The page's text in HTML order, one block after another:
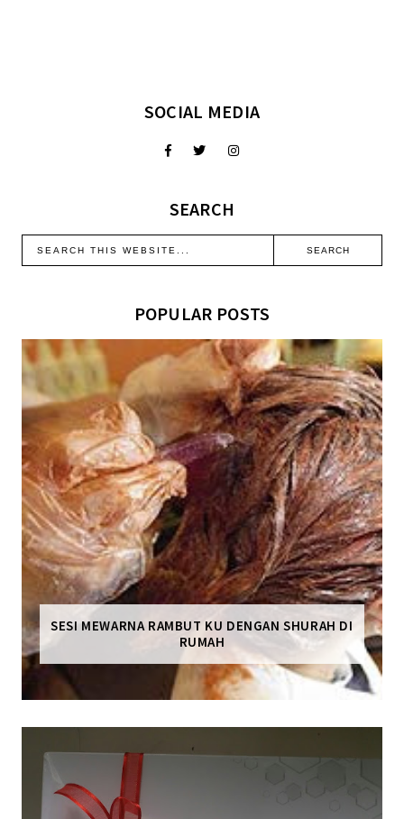
SOCIAL MEDIA
SEARCH
POPULAR POSTS
SESI MEWARNA RAMBUT KU DENGAN SHURAH DI
RUMAH